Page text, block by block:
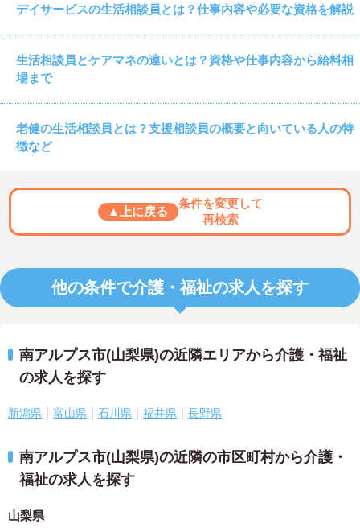
デイサービスの生活相談員とは？仕事内容や必要な資格を解説
生活相談員とケアマネの違いとは？資格や仕事内容から給料相
場まで
老健の生活相談員とは？支援相談員の概要と向いている人の特
徴など
▲上に戻る
条件を変更して
再検索
他の条件で介護・福祉の求人を探す
南アルプス市(山梨県)の近隣エリアから介護・福祉
の求人を探す
新潟県 富山県 石川県 福井県 長野県
南アルプス市(山梨県)の近隣の市区町村から介護・
福祉の求人を探す
山梨県